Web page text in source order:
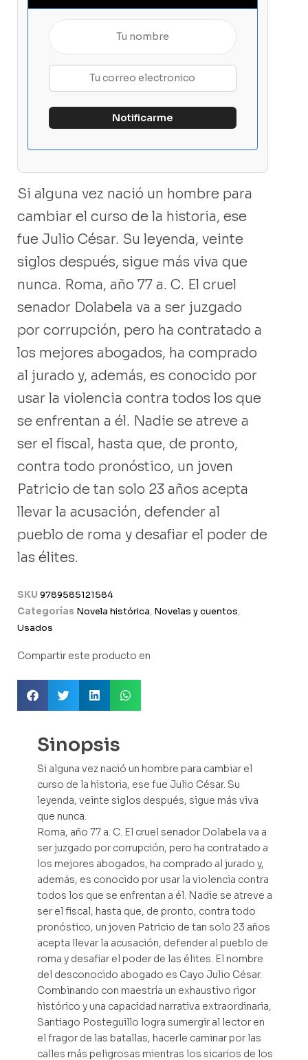
Si alguna vez nació un hombre para
cambiar el curso de la historia, ese
fue Julio César. Su leyenda, veinte
siglos después, sigue más viva que
nunca. Roma, año 77 a. C. El cruel
senador Dolabela va a ser juzgado
por corrupción, pero ha contratado a
los mejores abogados, ha comprado
al jurado y, además, es conocido por
usar la violencia contra todos los que
se enfrentan a él. Nadie se atreve a
ser el fiscal, hasta que, de pronto,
contra todo pronóstico, un joven
Patricio de tan solo 23 años acepta
llevar la acusación, defender al
pueblo de roma y desafiar el poder de
las élites.
SKU 9789585121584
Categorías Novela histórica, Novelas y cuentos,
Usados
Compartir este producto en
Sinopsis
Si alguna vez nació un hombre para cambiar el
curso de la historia, ese fue Julio César. Su
leyenda, veinte siglos después, sigue más viva
que nunca.
Roma, año 77 a. C. El cruel senador Dolabela va a
ser juzgado por corrupción, pero ha contratado a
los mejores abogados, ha comprado al jurado y,
además, es conocido por usar la violencia contra
todos los que se enfrentan a él. Nadie se atreve a
ser el fiscal, hasta que, de pronto, contra todo
pronóstico, un joven Patricio de tan solo 23 años
acepta llevar la acusación, defender al pueblo de
roma y desafiar el poder de las élites. El nombre
del desconocido abogado es Cayo Julio César.
Combinando con maestría un exhaustivo rigor
histórico y una capacidad narrativa extraordinaria,
Santiago Posteguillo logra sumergir al lector en
el fragor de las batallas, hacerle caminar por las
calles más peligrosas mientras los sicarios de los